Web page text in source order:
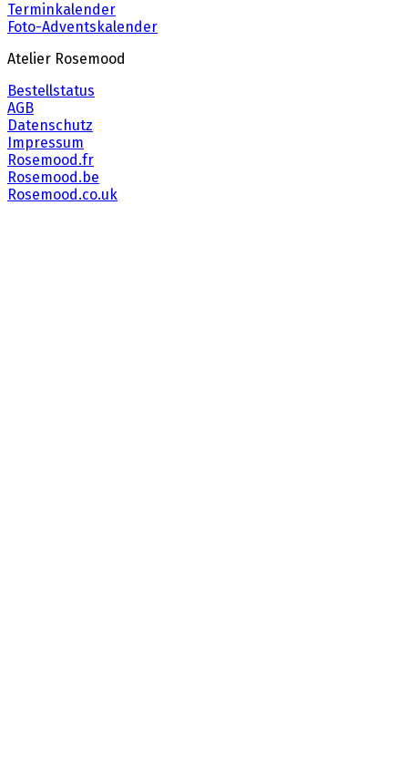
Terminkalender
Foto-Adventskalender
Atelier Rosemood
Bestellstatus
AGB
Datenschutz
Impressum
Rosemood.fr
Rosemood.be
Rosemood.co.uk